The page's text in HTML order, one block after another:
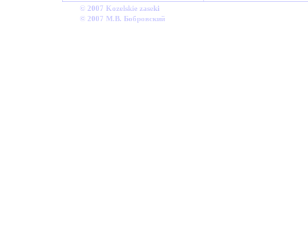
© 2007 Kozelskie zaseki
© 2007 М.В. Бобровский